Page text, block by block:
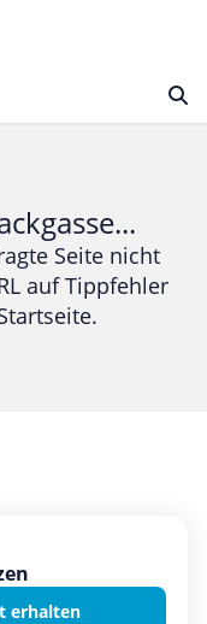
Seite nicht
auf Tippfehler
erhalten